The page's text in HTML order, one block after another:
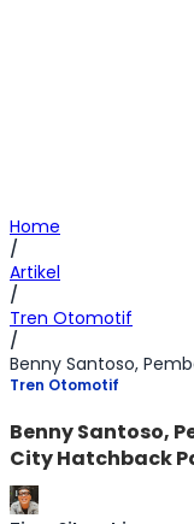
Home
/
Artikel
/
Tren Otomotif
/
Tren Otomotif
Benny Santoso,
City Hatchback